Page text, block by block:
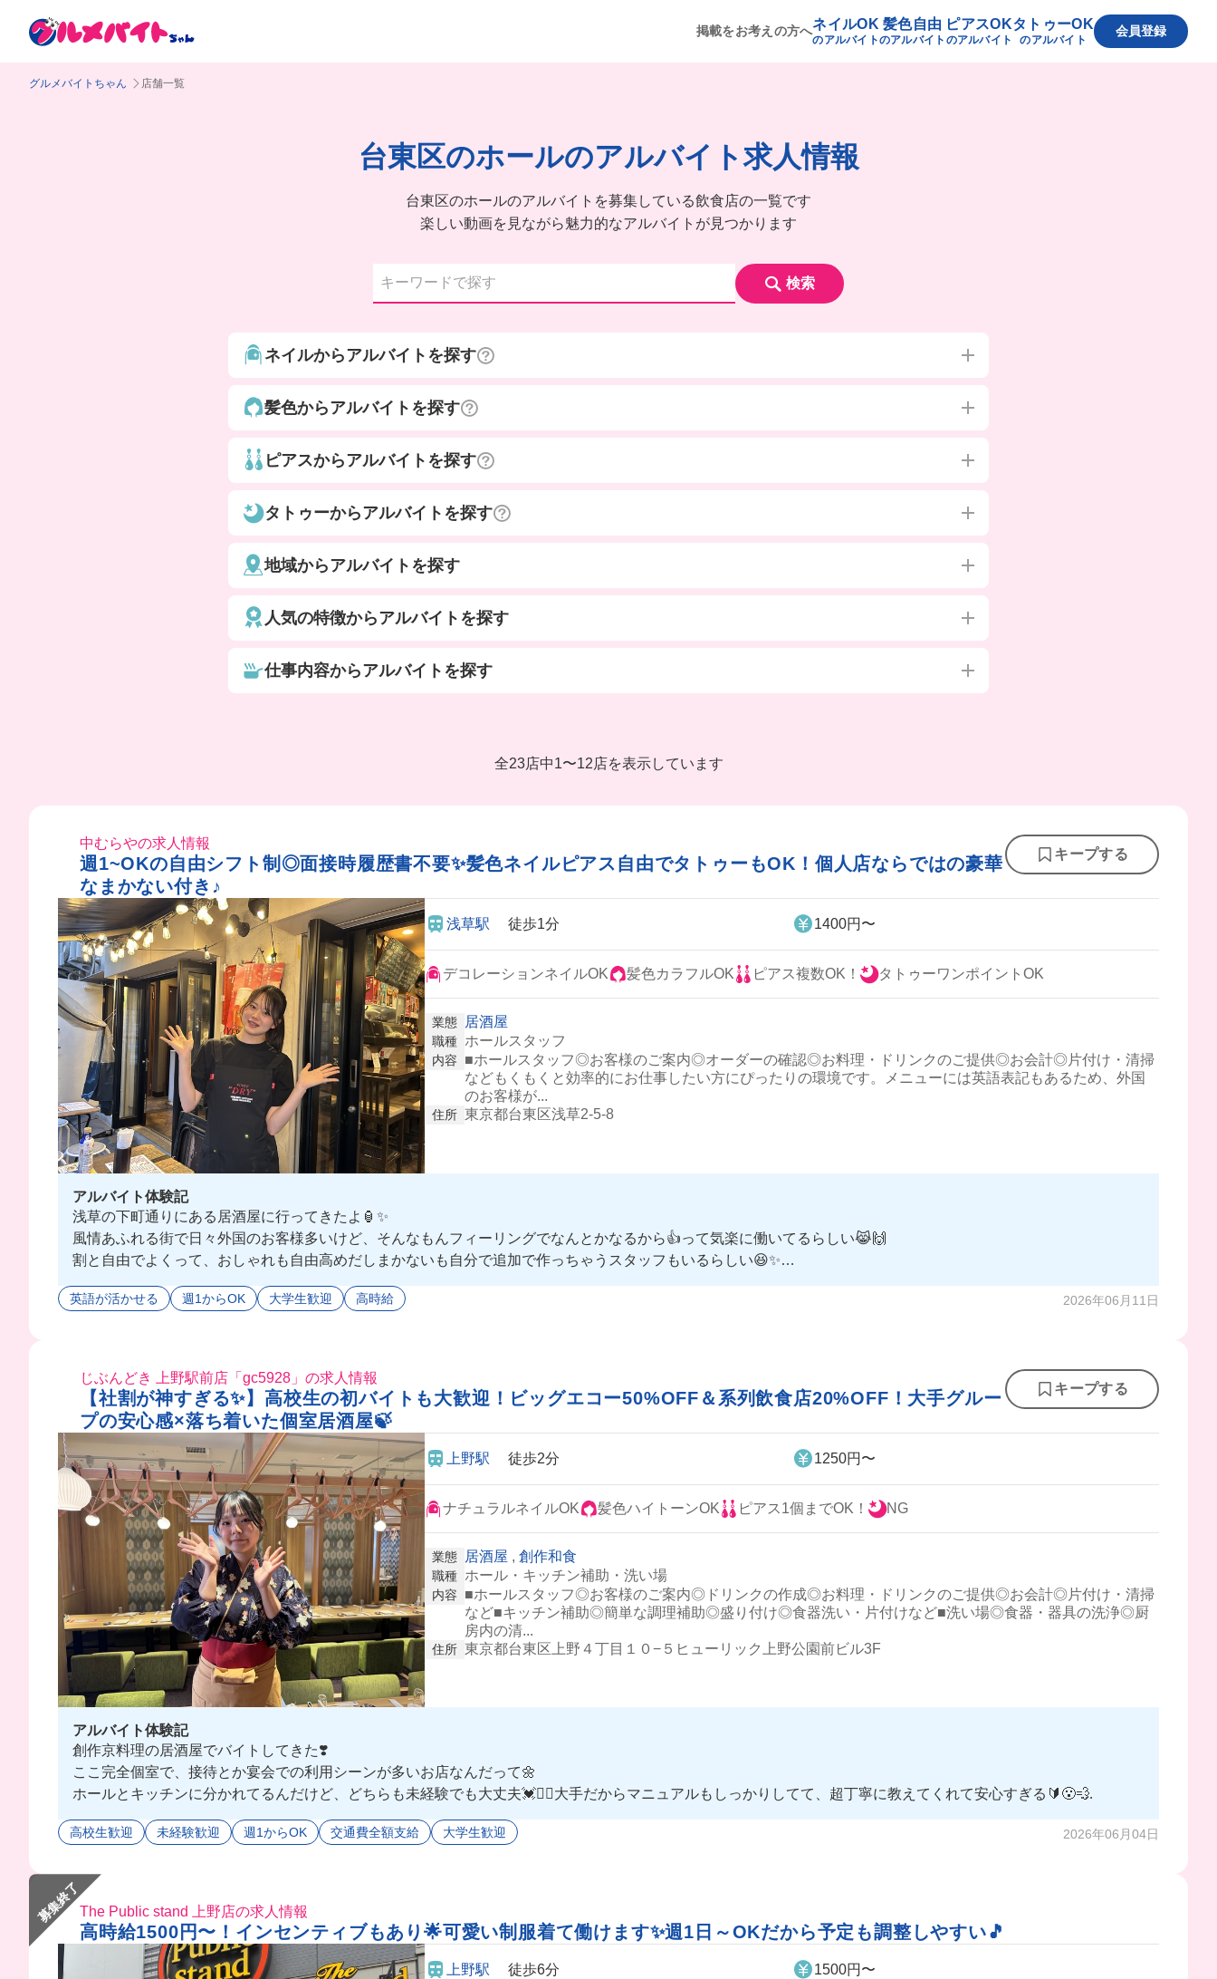
掲載をお考えの方へネイルOK
のアルバイト
髪色自由
のアルバイト
ピアスOK
のアルバイト
タトゥーOK
のアルバイト
会員登録
グルメバイトちゃん 店舗一覧
台東区のホールのアルバイト求人情報
台東区のホールのアルバイトを募集している飲食店の一覧です
楽しい動画を見ながら魅力的なアルバイトが見つかります
検索
ネイルからアルバイトを探す
髪色からアルバイトを探す
ピアスからアルバイトを探す
タトゥーからアルバイトを探す
地域からアルバイトを探す
人気の特徴からアルバイトを探す
仕事内容からアルバイトを探す
全23店中1〜12店を表示しています
中むらやの求人情報
週1~OKの自由シフト制◎面接時履歴書不要✨髪色ネイルピアス自由でタトゥーもOK！個人店ならではの豪華
なまかない付き♪
キープする
浅草駅 徒歩1分 1400円〜
デコレーションネイルOK 髪色カラフルOK ピアス複数OK！ タトゥーワンポイントOK
業態 居酒屋
職種 ホールスタッフ
内容
■ホールスタッフ◎お客様のご案内◎オーダーの確認◎お料理・ドリンクのご提供◎お会計◎片付け・清掃
などもくもくと効率的にお仕事したい方にぴったりの環境です。メニューには英語表記もあるため、外国
のお客様が...
住所 東京都台東区浅草2-5-8
アルバイト体験記
浅草の下町通りにある居酒屋に行ってきたよ🏮✨
風情あふれる街で日々外国のお客様多いけど、そんなもんフィーリングでなんとかなるから👍って気楽に働いてるらしい😹🙌
割と自由でよくって、おしゃれも自由高めだしまかないも自分で追加で作っちゃうスタッフもいるらしい😆✨
英語が活かせる 週1からOK 大学生歓迎 高時給 2026年06月11日
じぶんどき 上野駅前店「gc5928」の求人情報
【社割が神すぎる✨】高校生の初バイトも大歓迎！ビッグエコー50%OFF＆系列飲食店20%OFF！大手グルー
プの安心感×落ち着いた個室居酒屋🍃
キープする
上野駅 徒歩2分 1250円〜
ナチュラルネイルOK 髪色ハイトーンOK ピアス1個までOK！ NG
業態 居酒屋 , 創作和食
職種 ホール・キッチン補助・洗い場
内容
■ホールスタッフ◎お客様のご案内◎ドリンクの作成◎お料理・ドリンクのご提供◎お会計◎片付け・清掃
など■キッチン補助◎簡単な調理補助◎盛り付け◎食器洗い・片付けなど■洗い場◎食器・器具の洗浄◎厨
房内の清...
住所 東京都台東区上野４丁目１０−５ヒューリック上野公園前ビル3F
アルバイト体験記
創作京料理の居酒屋でバイトしてきた❣️
ここ完全個室で、接待とか宴会での利用シーンが多いお店なんだって🌼
ホールとキッチンに分かれてるんだけど、どちらも未経験でも大丈夫💓✌🏻大手だからマニュアルもしっかりしてて、超丁寧に教えてくれて安心すぎる🔰😮‍💨
みんなも応募してみない⁉️😉
高校生歓迎 未経験歓迎 週1からOK 交通費全額支給 大学生歓迎 2026年06月04日
募集終了The Public stand 上野店の求人情報
高時給1500円〜！インセンティブもあり🌟可愛い制服着て働けます✨週1日～OKだから予定も調整しやすい🎵
上野駅 徒歩6分 1500円〜